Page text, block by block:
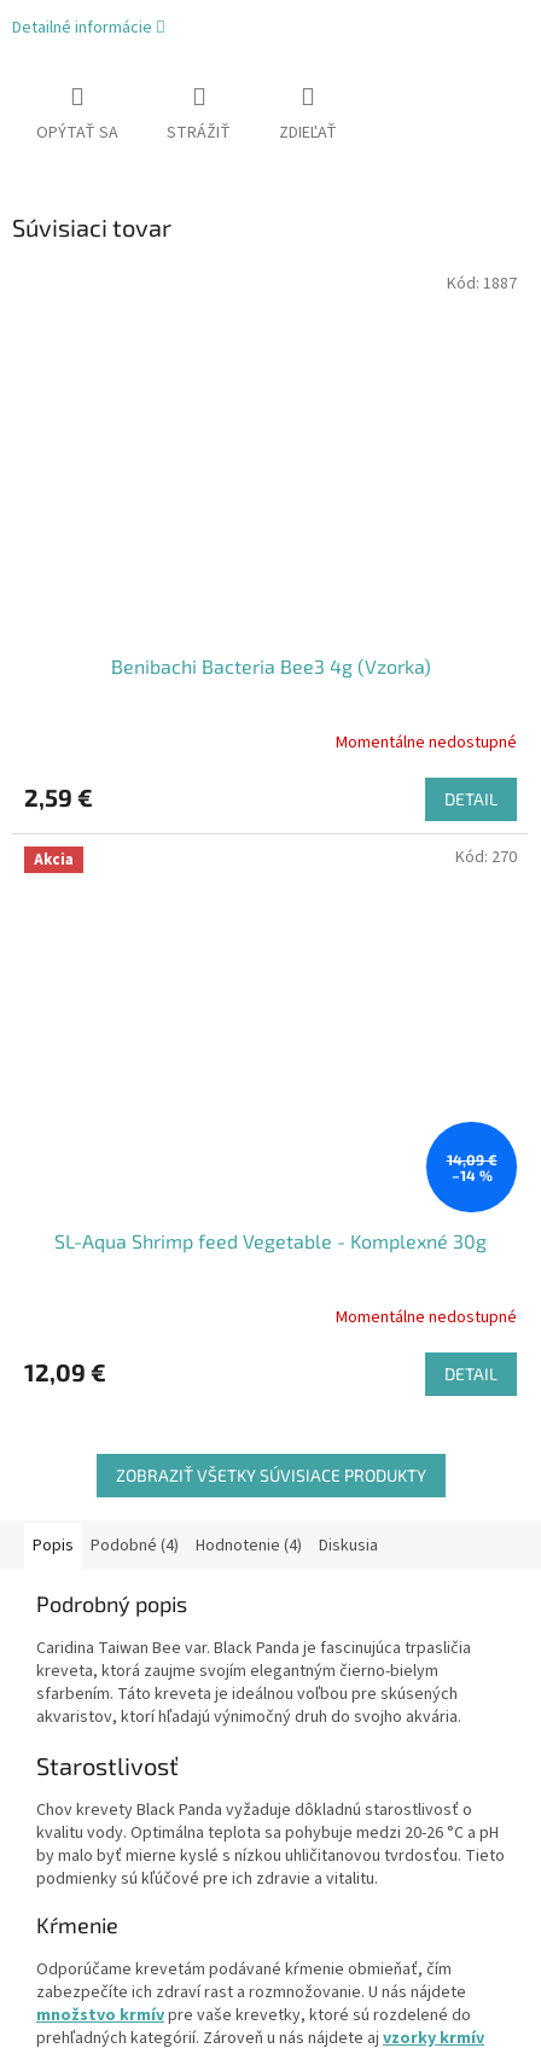
Detailné informácie
OPÝTAŤ SA STRÁŽIŤ ZDIEĽAŤ
Súvisiaci tovar
Benibachi Bacteria Bee3 4g (Vzorka)
Momentálne nedostupné
2,59 € DETAIL
Kód: 1887
Akcia
14,09 €
–14 %
SL-Aqua Shrimp feed Vegetable - Komplexné 30g
produktu
je
Momentálne nedostupné
12,09 € DETAIL
Kód: 270
ZOBRAZIŤ VŠETKY SÚVISIACE PRODUKTY
Popis Podobné (4) Hodnotenie (4) Diskusia
Podrobný popis
Caridina Taiwan Bee var. Black Panda je fascinujúca trpasličia
kreveta, ktorá zaujme svojím elegantným čierno-bielym
sfarbením. Táto kreveta je ideálnou voľbou pre skúsených
akvaristov, ktorí hľadajú výnimočný druh do svojho akvária.
Starostlivosť
Chov krevety Black Panda vyžaduje dôkladnú starostlivosť o
kvalitu vody. Optimálna teplota sa pohybuje medzi 20-26 °C a pH
by malo byť mierne kyslé s nízkou uhličitanovou tvrdosťou. Tieto
podmienky sú kľúčové pre ich zdravie a vitalitu.
Kŕmenie
Odporúčame krevetám podávané kŕmenie obmieňať, čím
zabezpečíte ich zdraví rast a rozmnožovanie. U nás nájdete
množstvo krmívpre vaše krevetky, ktoré sú rozdelené do
prehľadných kategórií. Zároveň u nás nájdete aj vzorky krmív